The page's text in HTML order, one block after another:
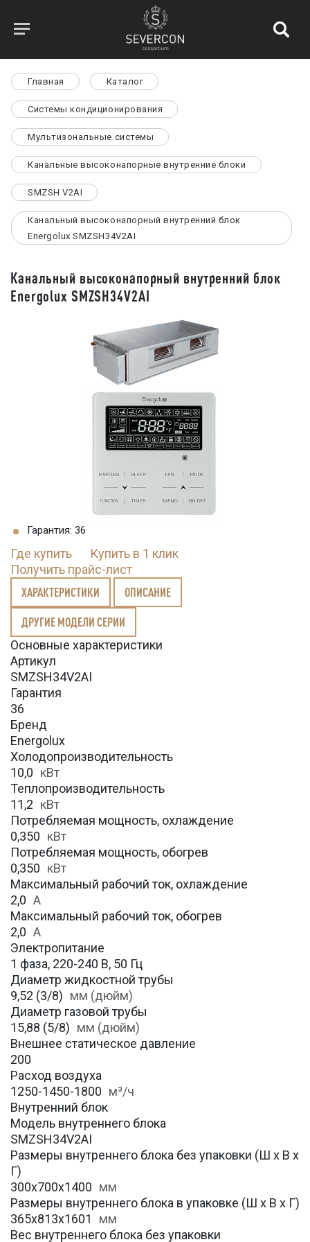
Главная Каталог
Системы кондиционирования
Мультизональные системы
Канальные высоконапорные внутренние блоки
SMZSH V2AI
Канальный высоконапорный внутренний блок
Energolux SMZSH34V2AI
Канальный высоконапорный внутренний блок
Energolux SMZSH34V2AI
Гарантия: 36
Где купить
Купить в 1 клик
Получить прайс-лист
ХАРАКТЕРИСТИКИ ОПИСАНИЕ
ДРУГИЕ МОДЕЛИ СЕРИИ
Основные характеристики
Артикул
SMZSH34V2AI
Гарантия
36
Бренд
Energolux
Холодопроизводительность
10,0 кВт
Теплопроизводительность
11,2 кВт
Потребляемая мощность, охлаждение
0,350 кВт
Потребляемая мощность, обогрев
0,350 кВт
Максимальный рабочий ток, охлаждение
2,0 A
Максимальный рабочий ток, обогрев
2,0 А
Электропитание
1 фаза, 220-240 В, 50 Гц
Диаметр жидкостной трубы
9,52 (3/8) мм (дюйм)
Диаметр газовой трубы
15,88 (5/8) мм (дюйм)
Внешнее статическое давление
200
Расход воздуха
1250-1450-1800 м³/ч
Внутренний блок
Модель внутреннего блока
SMZSH34V2AI
Размеры внутреннего блока без упаковки (Ш х В х
Г)
300х700х1400 мм
Размеры внутреннего блока в упаковке (Ш х В х Г)
365х813х1601
мм
Вес внутреннего блока без упаковки